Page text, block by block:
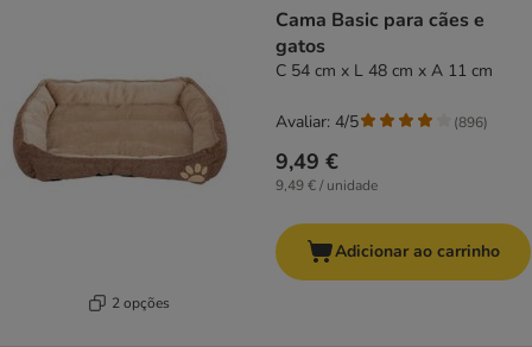
2 opções
Cama Basic para cães e
gatos
C 54 cm x L 48 cm x A 11 cm
9,49 €
9,49 € / unidade
Avaliar: 4/5 (896)
Adicionar ao carrinho